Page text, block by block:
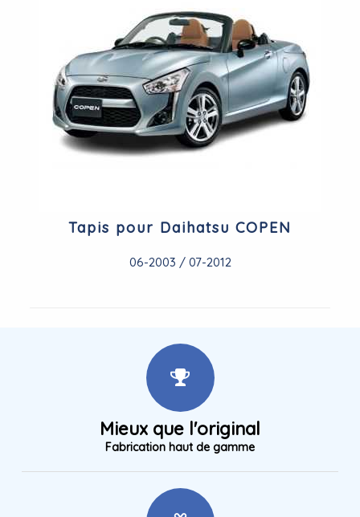
Tapis pour Daihatsu COPEN
06-2003 / 07-2012
Mieux que l'original
Fabrication haut de gamme